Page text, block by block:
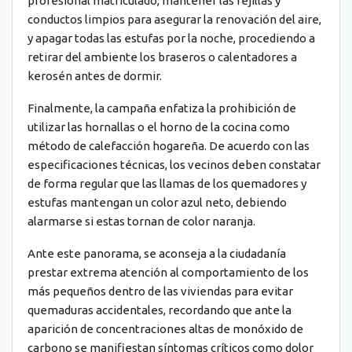
conductos limpios para asegurar la renovación del aire,
y apagar todas las estufas por la noche, procediendo a
retirar del ambiente los braseros o calentadores a
kerosén antes de dormir.
Finalmente, la campaña enfatiza la prohibición de
utilizar las hornallas o el horno de la cocina como
método de calefacción hogareña. De acuerdo con las
especificaciones técnicas, los vecinos deben constatar
de forma regular que las llamas de los quemadores y
estufas mantengan un color azul neto, debiendo
alarmarse si estas tornan de color naranja.
Ante este panorama, se aconseja a la ciudadanía
prestar extrema atención al comportamiento de los
más pequeños dentro de las viviendas para evitar
quemaduras accidentales, recordando que ante la
aparición de concentraciones altas de monóxido de
carbono se manifiestan síntomas críticos como dolor